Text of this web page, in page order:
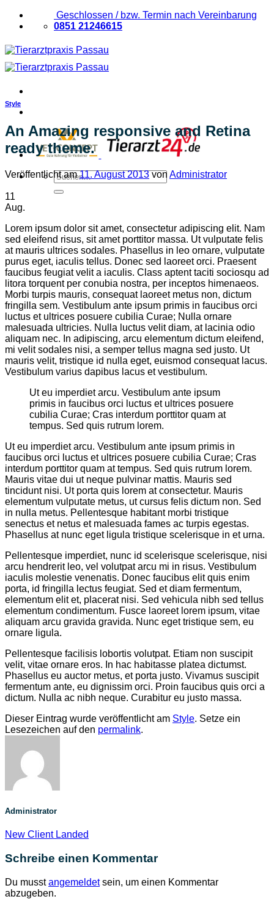
Zum
Inhalt
Geschlossen / bzw. Termin nach Vereinbarung
0851 21246615
Suchen
nach:
Style
An Amazing responsive and Retina
ready theme.
Veröffentlicht am11. August 2013 von Administrator
11
Aug.
Lorem ipsum dolor sit amet, consectetur adipiscing elit. Nam
sed eleifend risus, sit amet porttitor massa. Ut vulputate felis
at mauris ultrices sodales. Phasellus in leo ornare, vulputate
purus eget, iaculis tellus. Donec sed laoreet orci. Praesent
faucibus feugiat velit a iaculis. Class aptent taciti sociosqu ad
litora torquent per conubia nostra, per inceptos himenaeos.
Morbi turpis mauris, consequat laoreet metus non, dictum
fringilla sem. Vestibulum ante ipsum primis in faucibus orci
luctus et ultrices posuere cubilia Curae; Nulla ornare
malesuada ultricies. Nulla luctus velit diam, at lacinia odio
aliquam nec. In adipiscing, arcu elementum dictum eleifend,
mi velit sodales nisi, a semper tellus magna sed justo. Ut
mauris velit, tristique id nulla eget, euismod consequat lacus.
Vestibulum varius dapibus lacus et vestibulum.
Ut eu imperdiet arcu. Vestibulum ante ipsum
primis in faucibus orci luctus et ultrices posuere
cubilia Curae; Cras interdum porttitor quam at
tempus. Sed quis rutrum lorem.
Ut eu imperdiet arcu. Vestibulum ante ipsum primis in
faucibus orci luctus et ultrices posuere cubilia Curae; Cras
interdum porttitor quam at tempus. Sed quis rutrum lorem.
Mauris vitae dui ut neque pulvinar mattis. Mauris sed
tincidunt nisi. Ut porta quis lorem at consectetur. Mauris
elementum vulputate metus, ut cursus felis dictum non. Sed
in nulla metus. Pellentesque habitant morbi tristique
senectus et netus et malesuada fames ac turpis egestas.
Phasellus at nunc eget ligula tristique scelerisque in et urna.
Pellentesque imperdiet, nunc id scelerisque scelerisque, nisi
arcu hendrerit leo, vel volutpat arcu mi in risus. Vestibulum
iaculis molestie venenatis. Donec faucibus elit quis enim
porta, id fringilla lectus feugiat. Sed et diam fermentum,
elementum elit et, placerat nisi. Sed vehicula nibh sed tellus
elementum condimentum. Fusce laoreet lorem ipsum, vitae
aliquam arcu gravida gravida. Nunc eget tristique sem, eu
ornare ligula.
Pellentesque facilisis lobortis volutpat. Etiam non suscipit
velit, vitae ornare eros. In hac habitasse platea dictumst.
Phasellus eu auctor metus, et porta justo. Vivamus suscipit
fermentum ante, eu dignissim orci. Proin faucibus quis orci a
dictum. Nulla ac nibh neque. Curabitur eu justo massa.
Dieser Eintrag wurde veröffentlicht am Style. Setze ein
Lesezeichen auf den permalink.
Administrator
New Client Landed
Schreibe einen Kommentar
Du musstangemeldetsein, um einen Kommentar
abzugeben.